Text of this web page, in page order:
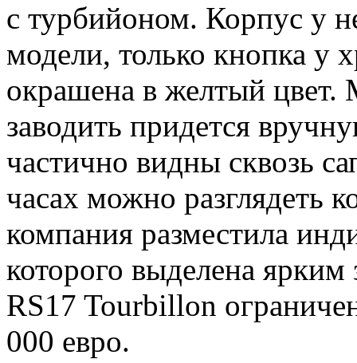
с турбийоном. Корпус у
модели, только кнопка у
окрашена в желтый цвет.
заводить придется
частично видны сквозь
часах можно разглядеть
компания разместила
которого выделена
RS17 Tourbillon
000 евро.